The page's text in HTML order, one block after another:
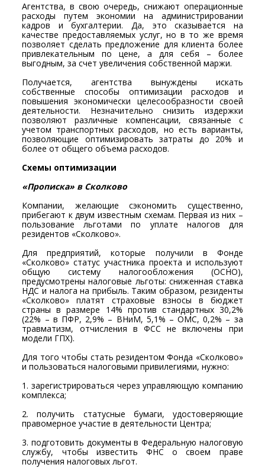
Агентства, в свою очередь, снижают операционные
расходы путем экономии на администрировании
кадров и бухгалтерии. Да, это сказывается на
качестве предоставляемых услуг, но в то же время
позволяет сделать предложение для клиента более
привлекательным по цене, а для себя – более
выгодным, за счет увеличения собственной маржи.
Получается, агентства вынуждены искать
собственные способы оптимизации расходов и
повышения экономически целесообразности своей
деятельности. Незначительно снизить издержки
позволяют различные компенсации, связанные с
учетом транспортных расходов, но есть варианты,
позволяющие оптимизировать затраты до 20% и
более от общего объема расходов.
Схемы оптимизации
«Прописка» в Сколково
Компании, желающие сэкономить существенно,
прибегают к двум известным схемам. Первая из них –
пользование льготами по уплате налогов для
резидентов «Сколково».
Для предприятий, которые получили в Фонде
«Сколково» статус участника проекта и используют
общую систему налогообложения (ОСНО),
предусмотрены налоговые льготы: сниженная ставка
НДС и налога на прибыль. Таким образом, резиденты
«Сколково» платят страховые взносы в бюджет
страны в размере 14% против стандартных 30,2%
(22% – в ПФР, 2,9% – ВНиМ, 5,1% – ОМС, 0,2% – за
травматизм, отчисления в ФСС не включены при
модели ГПХ).
Для того чтобы стать резидентом Фонда «Сколково»
и пользоваться налоговыми привилегиями, нужно:
1. зарегистрироваться через управляющую компанию
комплекса;
2. получить статусные бумаги, удостоверяющие
правомерное участие в деятельности Центра;
3. подготовить документы в Федеральную налоговую
службу, чтобы известить ФНС о своем праве
получения налоговых льгот.